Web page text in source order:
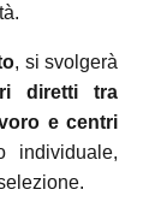
, si svolgerà
diretti tra
e centri
individuale,